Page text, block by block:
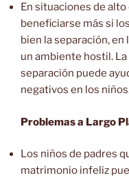
En situaciones de
beneficiarse más si
bien la separación,
un ambiente hostil.
separación puede
negativos en los
Problemas a Largo
Los niños de padres
matrimonio infeliz